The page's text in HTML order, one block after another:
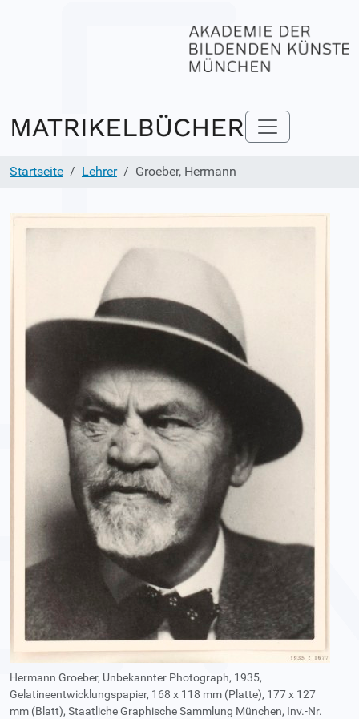
Startseite Lehrer Groeber, Hermann
Hermann Groeber, Unbekannter Photograph, 1935,
Gelatineentwicklungspapier, 168 x 118 mm (Platte), 177 x 127
mm (Blatt), Staatliche Graphische Sammlung München, Inv.-Nr.